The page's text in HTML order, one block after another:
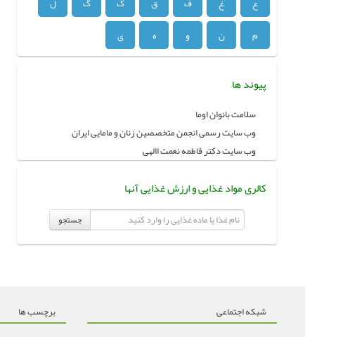
م
ن و ه ی
پیوند ها
سلامت بانوان اوما
وب سایت رسمی انجمن متخصصین زنان و مامایی ایران
وب سایت دکتر فاطمه نعمت االهی
کالری مواد غذایی و ارزش غذایی آنها
جستجو
برچسب ها شبکه اجتماعی